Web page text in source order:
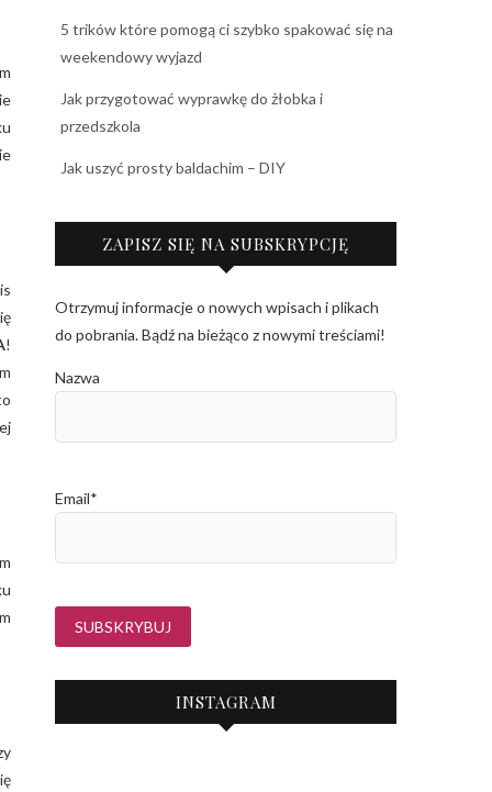
!
5 trików które pomogą ci szybko spakować się na
weekendowy wyjazd
Jak przygotować wyprawkę do żłobka i
przedszkola
Jak uszyć prosty baldachim – DIY
ZAPISZ SIĘ NA SUBSKRYPCJĘ
Otrzymuj informacje o nowych wpisach i plikach
do pobrania. Bądź na bieżąco z nowymi treściami!
Nazwa
Email*
INSTAGRAM